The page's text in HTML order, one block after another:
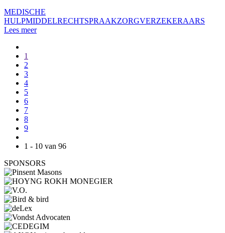
MEDISCHE
HULPMIDDELRECHTSPRAAKZORGVERZEKERAARS
Lees meer
1
2
3
4
5
6
7
8
9
1 - 10 van 96
SPONSORS